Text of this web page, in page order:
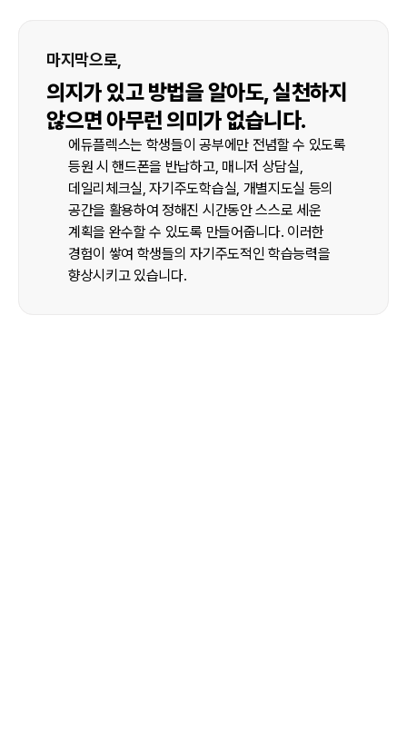
첫번째,
성공하고자 하는 의지와동기부여가
있어야만성공할 수 있습니다.​
부족함이 없는 시대에 자라난 우리 아이들은 이러한
동기부여가 참으로 어렵습니다.​ 에듀플렉스는
20여년간 각 학생들의 특성에 맞는 동기부여의
방법을 알고 있습니다.
에듀플렉스심리상담연구소에서 매니저와의 1:1
상담을 통해 동기부여를 이끌어냅니다. 공부하고
싶은 마음을 만들어냅니다.​
두번째,
성공하고자 하는 의지가있더라도,
올바른성공법을 모른다면성공하기
어렵습니다.
따라서, 성공하려면 올바른 성공방법을 알아야만
합니다. 에듀플렉스는 VLT 검사를 통한 각 학생별
특성파악, 공부공식™, CHAMP 학습으로 최상위권이
되기 위한 공부방법을 학생들에게 누구보다도 잘
깨우치게 할 수 있습니다.
마지막으로,
의지가 있고 방법을 알아도, 실천하지
않으면 아무런 의미가 없습니다.
에듀플렉스는 학생들이 공부에만 전념할 수 있도록
등원 시 핸드폰을 반납하고, 매니저 상담실,
데일리체크실, 자기주도학습실, 개별지도실 등의
공간을 활용하여 정해진 시간동안 스스로 세운
계획을 완수할 수 있도록 만들어줍니다. 이러한
경험이 쌓여 학생들의 자기주도적인 학습능력을
향상시키고 있습니다.